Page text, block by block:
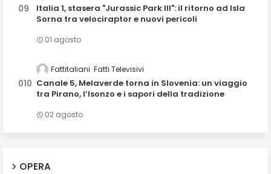
Italia 1, stasera "Jurassic Park III": il ritorno ad Isla
Sorna tra velociraptor e nuovi pericoli
01 agosto
Fattitaliani Fatti Televisivi
Canale 5, Melaverde torna in Slovenia: un viaggio
tra Pirano, l’Isonzo e i sapori della tradizione
02 agosto
OPERA